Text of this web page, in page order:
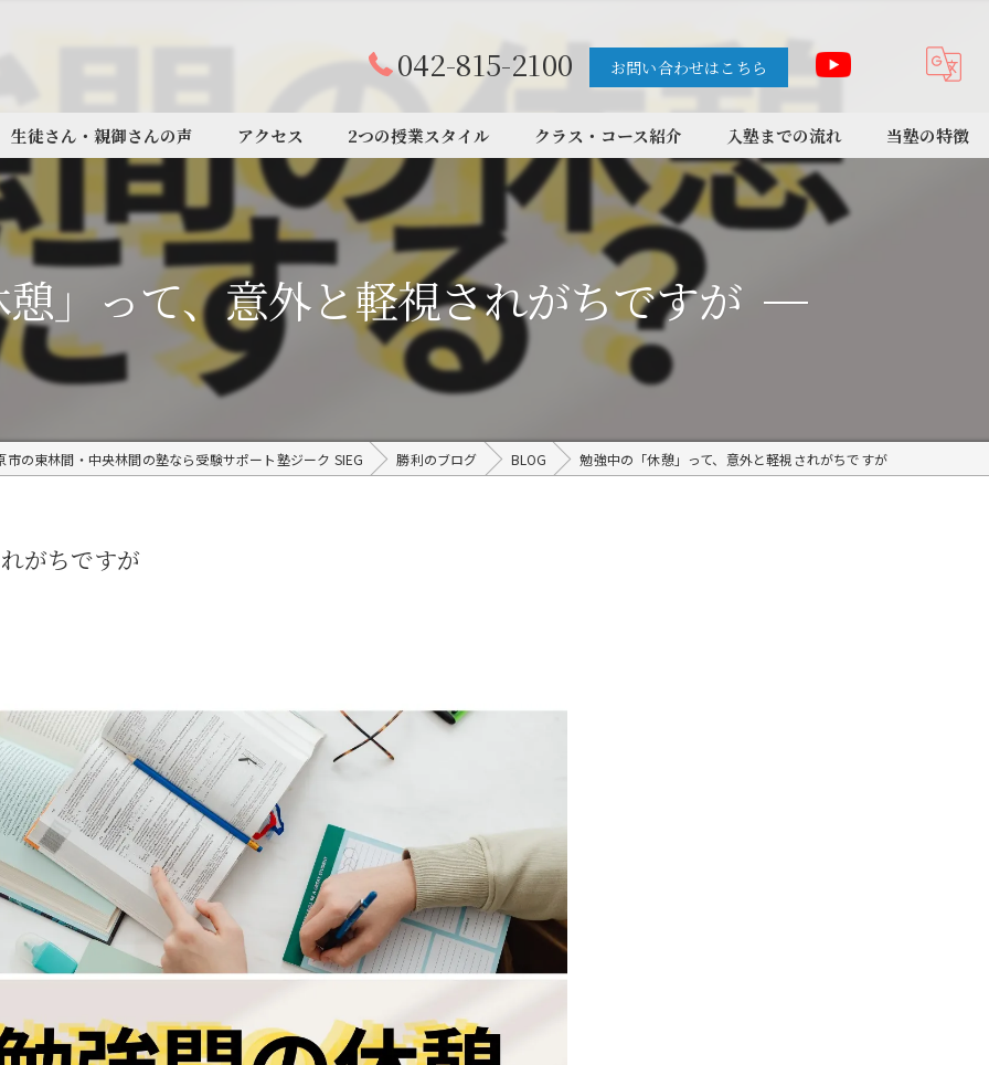
042-815-2100 お問い合わせはこちら
生徒さん・親御さんの声 アクセス 2つの授業スタイル クラス・コース紹介 入塾までの流れ 当塾の特徴
中学受験
大学受験
講師紹介
」って、意外と軽視されがちですが
市の東林間・中央林間の塾なら受験サポート塾ジーク SIEG 勝利のブログ BLOG 勉強中の「休憩」って、意外と軽視されがちですが
がちですが